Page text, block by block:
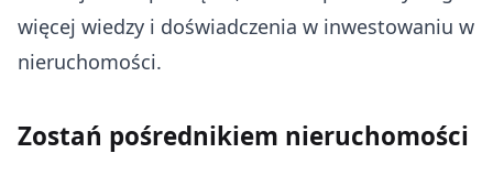
więcej wiedzy i doświadczenia w inwestowaniu w
nieruchomości.
Zostań pośrednikiem nieruchomości